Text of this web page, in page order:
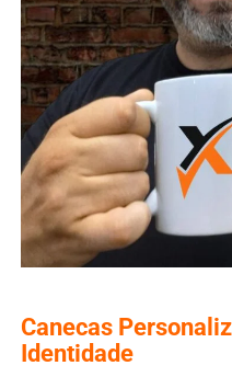
Canecas
Identidade